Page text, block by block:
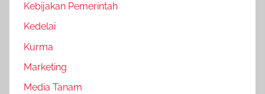
Kebijakan Pemerintah
Kedelai
Kurma
Marketing
Media Tanam